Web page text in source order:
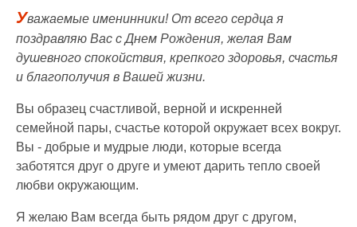
Уважаемые именинники! От всего сердца я
поздравляю Вас с Днем Рождения, желая Вам
душевного спокойствия, крепкого здоровья, счастья
и благополучия в Вашей жизни.
Вы образец счастливой, верной и искренней
семейной пары, счастье которой окружает всех вокруг.
Вы - добрые и мудрые люди, которые всегда
заботятся друг о друге и умеют дарить тепло своей
любви окружающим.
Я желаю Вам всегда быть рядом друг с другом,